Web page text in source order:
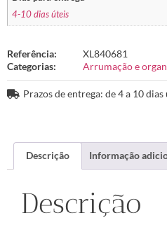
4-10 dias úteis
Referência:
XL840681
Categorias:
Arrumação e
Prazos de entrega: de 4 a 10 dias
Descrição Informação
Descrição